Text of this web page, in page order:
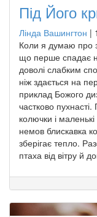
Під Його
Лінда Вашингтон |
Коли я думаю про
що перше спадає
доволі слабким
ніж здається на
приклад Божого
частково
колючки і
немов блискавка
зберігає тепло.
птаха від вітру й